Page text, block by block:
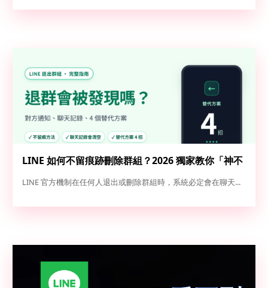
LINE 如何不留痕跡刪除群組？2026 獨家教你「神不
知鬼不覺」退群與解散全攻略
LINE 官方機制在任何人退出或刪除群組時，系統必定會在聊天...